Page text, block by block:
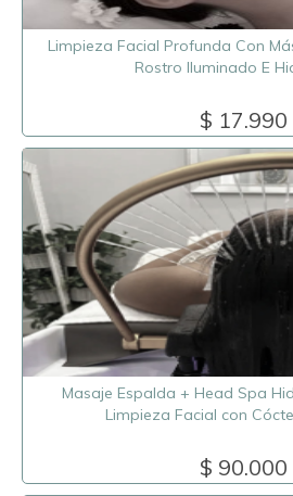
Limpieza Facial Profunda Con
Rostro Iluminado E
$ 17.990
Masaje Espalda + Head Spa
Limpieza Facial con
$ 90.000